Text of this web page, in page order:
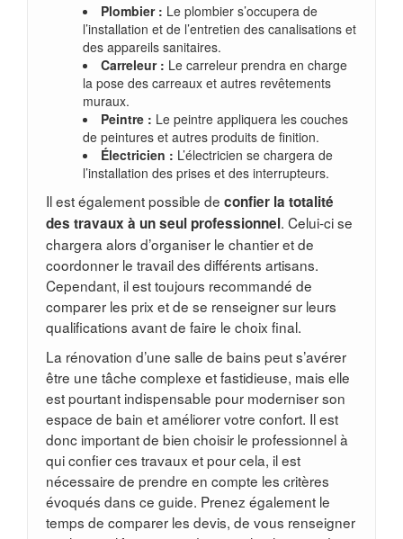
Plombier : Le plombier s’occupera de
l’installation et de l’entretien des canalisations et
des appareils sanitaires.
Carreleur : Le carreleur prendra en charge
la pose des carreaux et autres revêtements
muraux.
Peintre : Le peintre appliquera les couches
de peintures et autres produits de finition.
Électricien : L’électricien se chargera de
l’installation des prises et des interrupteurs.
Il est également possible de confier la totalité
des travaux à un seul professionnel. Celui-ci se
chargera alors d’organiser le chantier et de
coordonner le travail des différents artisans.
Cependant, il est toujours recommandé de
comparer les prix et de se renseigner sur leurs
qualifications avant de faire le choix final.
La rénovation d’une salle de bains peut s’avérer
être une tâche complexe et fastidieuse, mais elle
est pourtant indispensable pour moderniser son
espace de bain et améliorer votre confort. Il est
donc important de bien choisir le professionnel à
qui confier ces travaux et pour cela, il est
nécessaire de prendre en compte les critères
évoqués dans ce guide. Prenez également le
temps de comparer les devis, de vous renseigner